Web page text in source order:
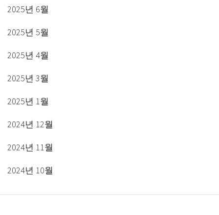
2025년 6월
2025년 5월
2025년 4월
2025년 3월
2025년 1월
2024년 12월
2024년 11월
2024년 10월